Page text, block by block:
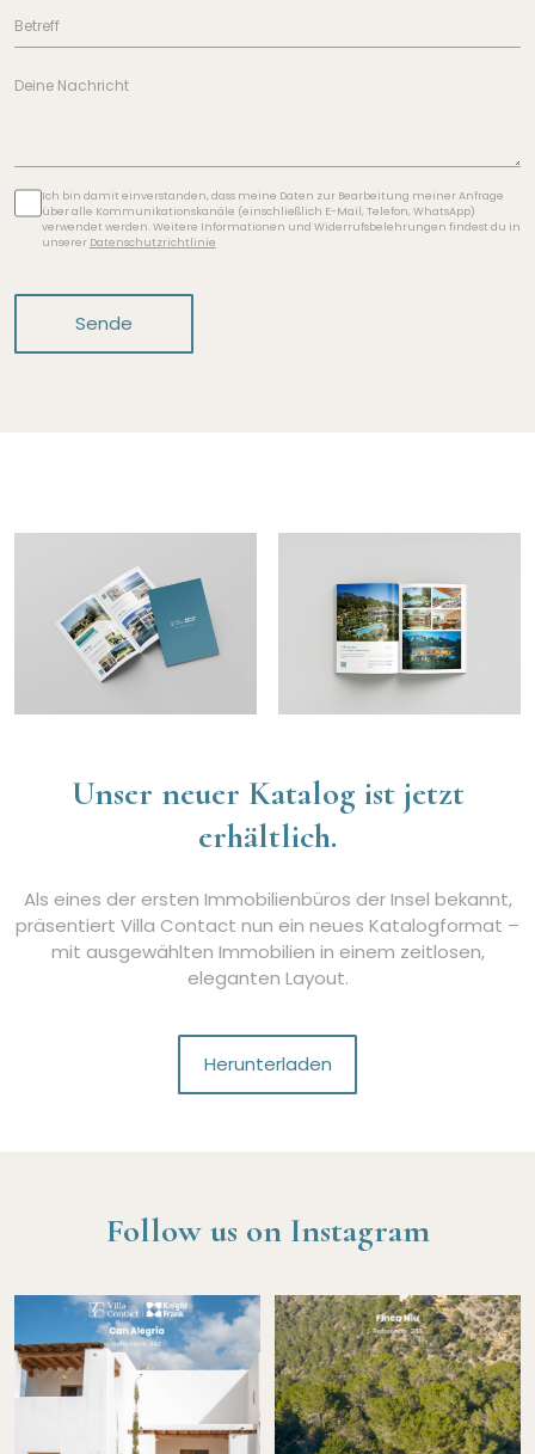
Ich bin damit einverstanden, dass meine Daten zur Bearbeitung meiner Anfrage
über alle Kommunikationskanäle (einschließlich E-Mail, Telefon, WhatsApp)
verwendet werden. Weitere Informationen und Widerrufsbelehrungen findest du in
unserer Datenschutzrichtlinie
Sende
Unser neuer Katalog ist jetzt
erhältlich.
Als eines der ersten Immobilienbüros der Insel bekannt,
präsentiert Villa Contact nun ein neues Katalogformat –
mit ausgewählten Immobilien in einem zeitlosen,
eleganten Layout.
Herunterladen
Follow us on Instagram